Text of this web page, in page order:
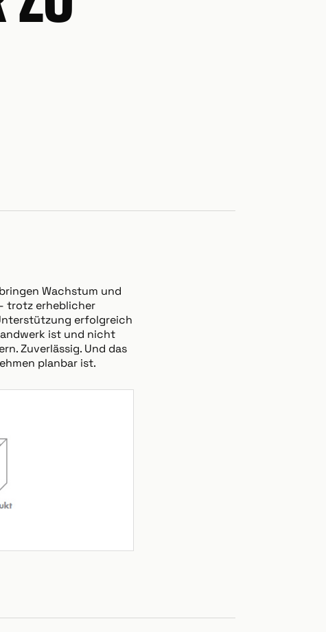
Wachstum und
trotz erheblicher
erfolgreich
ist und nicht
Zuverlässig. Und das
planbar ist.